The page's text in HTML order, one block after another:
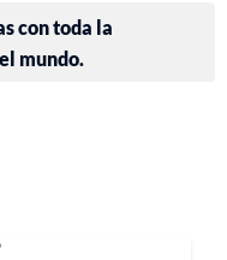
con toda la
mundo.